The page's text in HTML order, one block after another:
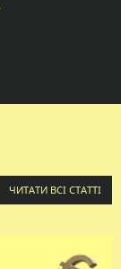
ЧИТАТИ ВСІ СТАТТІ